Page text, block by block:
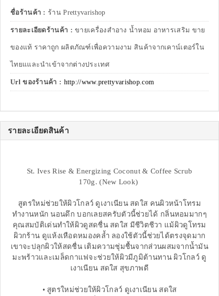
ชื่อร้านค้า : ร้าน Prettyvarishop
รายละเอียดร้านค้า :ขายเครื่องสำอาง น้ำหอม อาหารเสริม ขาย
ของแท้ ราคาถูก ผลิตภัณฑ์เพื่อความงาม สินค้าจากเคาน์เตอร์ใน
ไทยแและนำเข้าจากต่างประเทศ
Url ของร้านค้า : http://www.prettyvarishop.com
รายละเอียดสินค้า
St. Ives Rise & Energizing Coconut & Coffee Scrub
170g. (New Look)
สูตรใหม่ช่วยให้ผิวโกลว์ ดูเงาเนียน สดใส คนผิวหน้าโทรม
ทำงานหนัก นอนดึก บอกเลยสครับตัวนี้ช่วยได้ กลิ่นหอมมากๆ
คุณสมบัติเด่นทำให้ผิวดูสดชื่น สดใส มีชีวิตชีวา แม้ผิวดูโทรม
ผิวกร้าน ดูแห้งเหือดหมองคล้ำ ลองใช้ตัวนี้ช่วยได้ตรงจุดมาก
เขาจะปลุกผิวให้สดชื่น เติมความชุ่มชื้นจากส่วนผสมจากน้ำมัน
มะพร้าวและเมล็ดกาแฟจะช่วยให้ผิวมีภูมิต้านทาน ผิวโกลว์ ดู
เงาเนียน สดใส สุขภาพดี
• สูตรใหม่ช่วยให้ผิวโกลว์ ดูเงาเนียน สดใส